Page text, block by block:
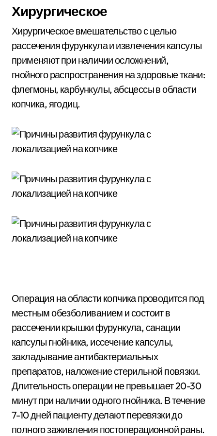
Хирургическое
Хирургическое вмешательство с целью
рассечения фурункула и извлечения капсулы
применяют при наличии осложнений,
гнойного распространения на здоровые ткани:
флегмоны, карбункулы, абсцессы в области
копчика, ягодиц.
Операция на области копчика проводится под
местным обезболиванием и состоит в
рассечении крышки фурункула, санации
капсулы гнойника, иссечение капсулы,
закладывание антибактериальных
препаратов, наложение стерильной повязки.
Длительность операции не превышает 20-30
минут при наличии одного гнойника. В течение
7-10 дней пациенту делают перевязки до
полного заживления постоперационной раны.